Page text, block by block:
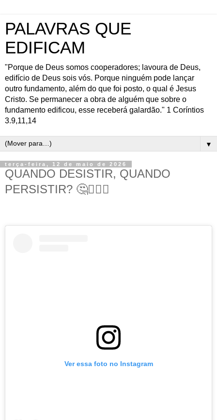
PALAVRAS QUE
EDIFICAM
"Porque de Deus somos cooperadores; lavoura de Deus,
edifício de Deus sois vós. Porque ninguém pode lançar
outro fundamento, além do que foi posto, o qual é Jesus
Cristo. Se permanecer a obra de alguém que sobre o
fundamento edificou, esse receberá galardão." 1 Coríntios
3.9,11,14
▼
terça-feira, 12 de maio de 2026
QUANDO DESISTIR, QUANDO
PERSISTIR? 🤔🤷🏻‍♂️
Ver essa foto no Instagram